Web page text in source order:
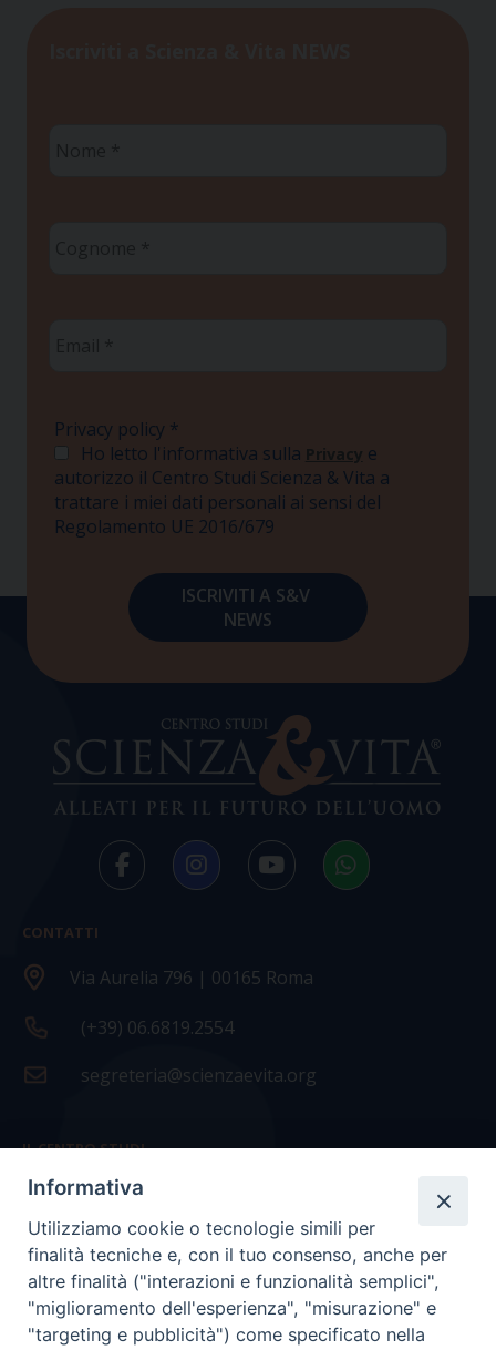
Privacy policy *
Ho letto l'informativa sulla Privacy e
autorizzo il Centro Studi Scienza & Vita a
trattare i miei dati personali ai sensi del
Regolamento UE 2016/679
CONTATTI
Via Aurelia 796 | 00165 Roma
(+39) 06.6819.2554
segreteria@scienzaevita.org
IL CENTRO STUDI
La nostra storia
Statuto
Presidenza e ufficio presidenza
Consiglio scientifico
Informativa
Utilizziamo cookie o tecnologie simili per
finalità tecniche e, con il tuo consenso, anche per
altre finalità ("interazioni e funzionalità semplici",
"miglioramento dell'esperienza", "misurazione" e
"targeting e pubblicità") come specificato nella